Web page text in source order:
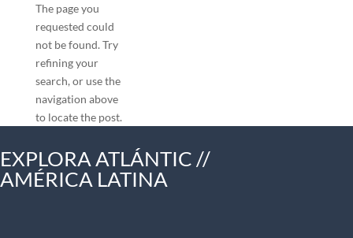
The page you
requested could
not be found. Try
refining your
search, or use the
navigation above
to locate the post.
EXPLORA ATLÁNTIC //
AMÉRICA LATINA